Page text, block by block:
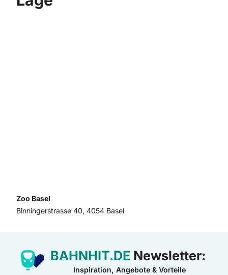
Zoo Basel
Binningerstrasse 40, 4054 Basel
BAHNHIT.DE Newsletter:
Inspiration, Angebote & Vorteile